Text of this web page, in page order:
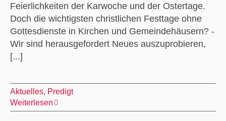
Feierlichkeiten der Karwoche und der Ostertage.
Doch die wichtigsten christlichen Festtage ohne
Gottesdienste in Kirchen und Gemeindehäusern? -
Wir sind herausgefordert Neues auszuprobieren,
[...]
Aktuelles, Predigt
Weiterlesen